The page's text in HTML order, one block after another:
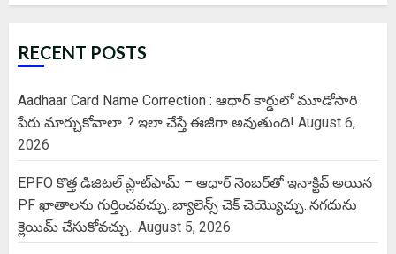
RECENT POSTS
Aadhaar Card Name Correction : ఆధార్ కార్డులో మూడోసారి
పేరు మార్చుకోవాలా..? ఇలా చేస్తే ఈజీగా అవుతుంది! August 6,
2026
EPFO కొత్త డిజిటల్ ప్లాట్‌ఫామ్‌ – ఆధార్ నెంబర్‌తో ఇనాక్టివ్ అయిన
PF ఖాతాలను గుర్తించవచ్చు..బ్యాలెన్స్ చెక్ చెయ్యొచ్చు..నగదును
క్లెయిమ్ చేసుకోవచ్చు.. August 5, 2026